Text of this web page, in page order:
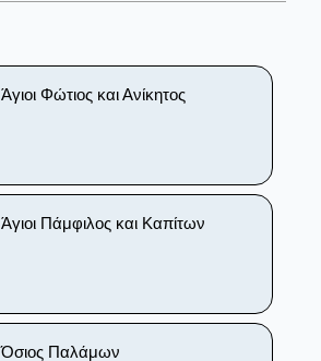
Άγιοι Φώτιος και Ανίκητος
Άγιοι Πάμφιλος και Καπίτων
Όσιος Παλάμων